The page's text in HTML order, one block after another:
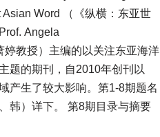
Word （《纵横：东亚世
Angela
婷教授）主编的以关注东亚海洋
题的期刊，自2010年创刊以
产生了较大影响。第1-8期题名
韩）详下。 第8期目录与摘要